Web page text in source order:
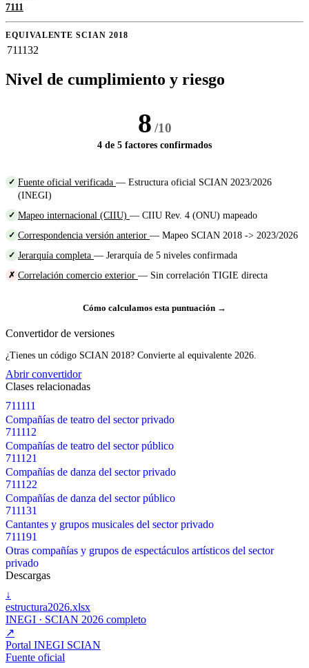
7111
EQUIVALENTE SCIAN 2018
711132
Nivel de cumplimiento y riesgo
8 /10
4 de 5 factores confirmados
✓ Fuente oficial verificada — Estructura oficial SCIAN 2023/2026
(INEGI)
✓ Mapeo internacional (CIIU) — CIIU Rev. 4 (ONU) mapeado
✓ Correspondencia versión anterior — Mapeo SCIAN 2018 -> 2023/2026
✓ Jerarquía completa — Jerarquía de 5 niveles confirmada
✗ Correlación comercio exterior — Sin correlación TIGIE directa
Cómo calculamos esta puntuación →
Convertidor de versiones
¿Tienes un código SCIAN 2018? Convierte al equivalente 2026.
Abrir convertidor
Clases relacionadas
711111
Compañías de teatro del sector privado
711112
Compañías de teatro del sector público
711121
Compañías de danza del sector privado
711122
Compañías de danza del sector público
711131
Cantantes y grupos musicales del sector privado
711191
Otras compañías y grupos de espectáculos artísticos del sector
privado
Descargas
↓
estructura2026.xlsx
INEGI · SCIAN 2026 completo
↗
Portal INEGI SCIAN
Fuente oficial